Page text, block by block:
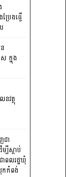
រែងធ្វើ
ក្នុង
វត្ថុ
ា
បីស្តាប់
ពលរដ្ឋឃុំ
កកំពង់